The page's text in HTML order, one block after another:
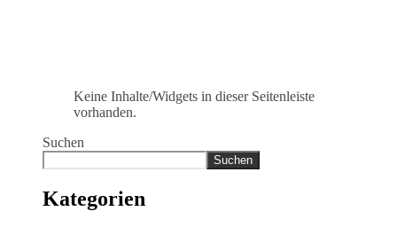
Keine Inhalte/Widgets in dieser Seitenleiste
vorhanden.
Suchen
Suchen
Kategorien